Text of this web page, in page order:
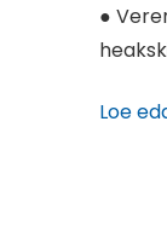
●
Loe